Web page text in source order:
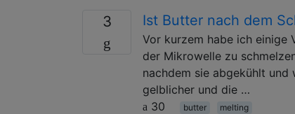
3 Ist Butter nach dem
Vor kurzem habe ich einige
der Mikrowelle zu
nachdem sie abgekühlt
gelblicher und die …
30
butter melting